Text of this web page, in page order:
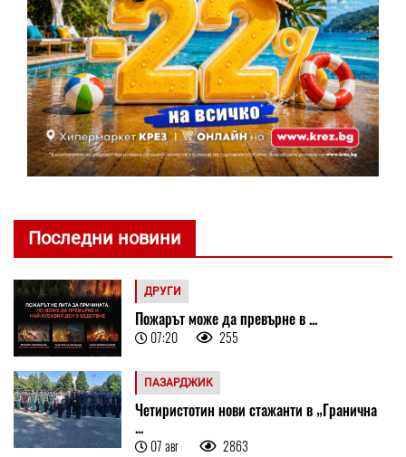
Последни новини
ДРУГИ
Пожарът може да превърне в ...
07:20 255
ПАЗАРДЖИК
Четиристотин нови стажанти в „Гранична
...
07 авг 2863